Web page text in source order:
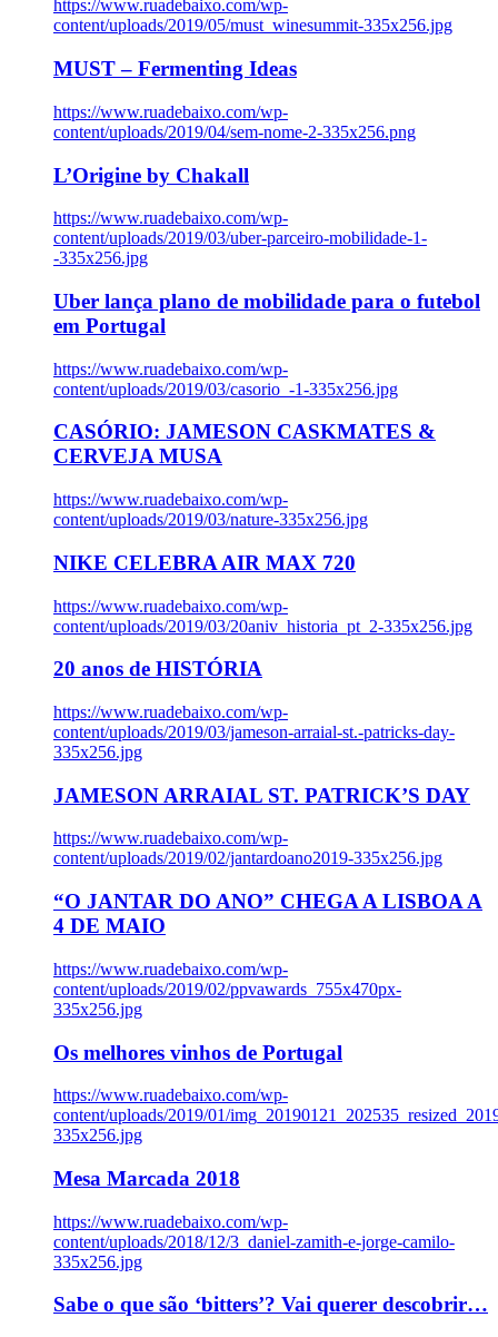
https://www.ruadebaixo.com/wp-
content/uploads/2019/05/must_winesummit-335x256.jpg
MUST – Fermenting Ideas
https://www.ruadebaixo.com/wp-
content/uploads/2019/04/sem-nome-2-335x256.png
L’Origine by Chakall
https://www.ruadebaixo.com/wp-
content/uploads/2019/03/uber-parceiro-mobilidade-1-
-335x256.jpg
Uber lança plano de mobilidade para o futebol
em Portugal
https://www.ruadebaixo.com/wp-
content/uploads/2019/03/casorio_-1-335x256.jpg
CASÓRIO: JAMESON CASKMATES &
CERVEJA MUSA
https://www.ruadebaixo.com/wp-
content/uploads/2019/03/nature-335x256.jpg
NIKE CELEBRA AIR MAX 720
https://www.ruadebaixo.com/wp-
content/uploads/2019/03/20aniv_historia_pt_2-335x256.jpg
20 anos de HISTÓRIA
https://www.ruadebaixo.com/wp-
content/uploads/2019/03/jameson-arraial-st.-patricks-day-
335x256.jpg
JAMESON ARRAIAL ST. PATRICK’S DAY
https://www.ruadebaixo.com/wp-
content/uploads/2019/02/jantardoano2019-335x256.jpg
“O JANTAR DO ANO” CHEGA A LISBOA A
4 DE MAIO
https://www.ruadebaixo.com/wp-
content/uploads/2019/02/ppvawards_755x470px-
335x256.jpg
Os melhores vinhos de Portugal
https://www.ruadebaixo.com/wp-
content/uploads/2019/01/
335x256.jpg
Mesa Marcada 2018
https://www.ruadebaixo.com/wp-
content/uploads/2018/12/3_daniel-zamith-e-jorge-camilo-
335x256.jpg
Sabe o que são ‘bitters’? Vai querer descobrir…